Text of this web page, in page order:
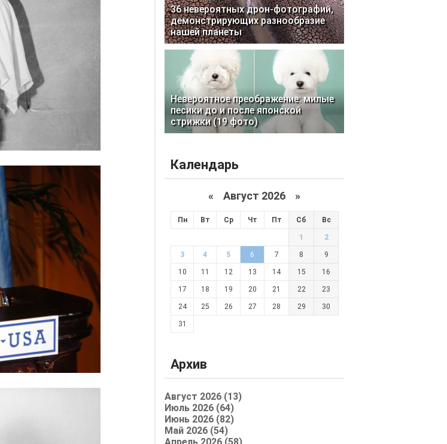
36 невероятных дрон-фотографий,
демонстрирующих разнообразие
нашей планеты
Невероятное преображение: милые
песики до и после японской
стрижки (19 фото)
Календарь
« Август 2026 »
Пн Вт Ср Чт Пт Сб Вс
1 2
3 4 5 6 7 8 9
10 11 12 13 14 15 16
17 18 19 20 21 22 23
24 25 26 27 28 29 30
31
Архив
Август 2026 (13)
Июль 2026 (64)
Июнь 2026 (82)
Май 2026 (54)